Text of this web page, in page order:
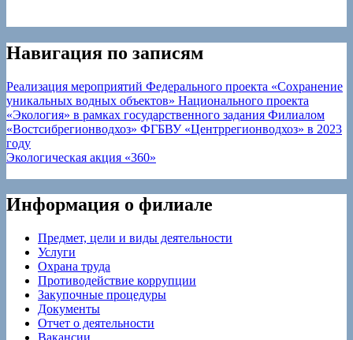
Навигация по записям
Реализация мероприятий Федерального проекта «Сохранение
уникальных водных объектов» Национального проекта
«Экология» в рамках государственного задания Филиалом
«Востсибрегионводхоз» ФГБВУ «Центррегионводхоз» в 2023
году
Экологическая акция «360»
Информация о филиале
Предмет, цели и виды деятельности
Услуги
Охрана труда
Противодействие коррупции
Закупочные процедуры
Документы
Отчет о деятельности